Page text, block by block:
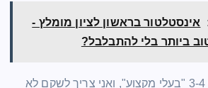
אינסטלטור בראשון לציון מומלץ -
ביותר בלי להתבלבל?
ואז מגיעים אליי אחרי 3-4 "בעלי מקצוע", ואני צריך לשקם לא